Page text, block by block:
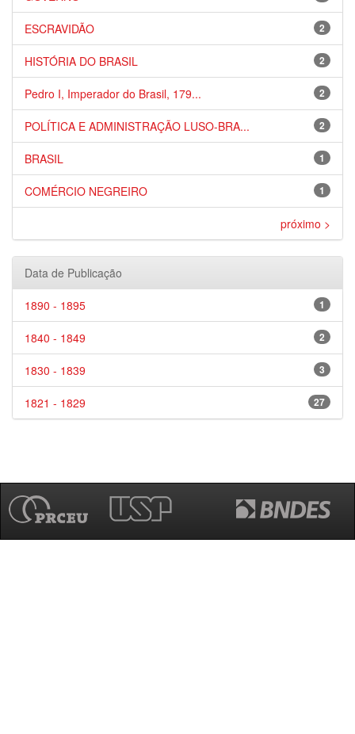
2
ESCRAVIDÃO
2
HISTÓRIA DO BRASIL
2
Pedro I, Imperador do Brasil, 179...
2
POLÍTICA E ADMINISTRAÇÃO LUSO-BRA...
1
BRASIL
1
COMÉRCIO NEGREIRO
próximo >
Data de Publicação
1
1890 - 1895
2
1840 - 1849
3
1830 - 1839
27
1821 - 1829